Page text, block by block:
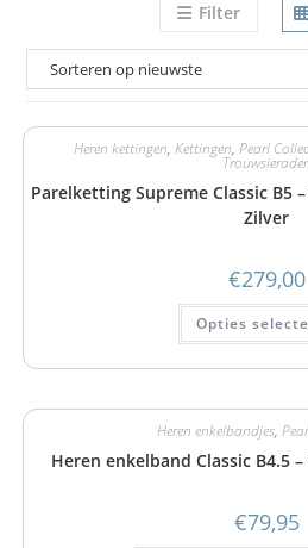
Filter
Heren kettingen, Kettingen, Pearl
Parelketting Supreme Classic B5
Zilver
€279,00
Opties
Heren enkelbandjes,
Heren enkelband Classic B4.5
€79,95